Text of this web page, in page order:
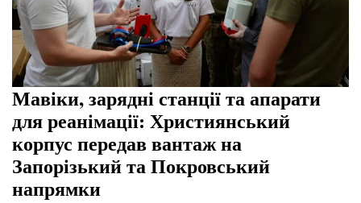
Мавіки, зарядні станції та апарати
для реанімації: Християнський
корпус передав вантаж на
Запорізький та Покровський
напрямки